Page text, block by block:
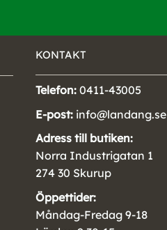
KONTAKT
Telefon: 0411-43005
E-post: info@landang.se
Adress till butiken:
Norra Industrigatan 1
274 30 Skurup
Öppettider:
Måndag-Fredag 9-18